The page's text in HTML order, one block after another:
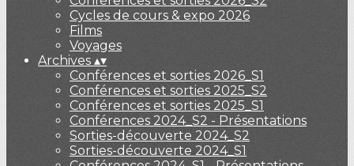
Cycles de cours & expo 2026
Films
Voyages
Archives ▴▾
Conférences et sorties 2026_S1
Conférences et sorties 2025_S2
Conférences et sorties 2025_S1
Conférences 2024_S2 - Présentations
Sorties-découverte 2024_S2
Sorties-découverte 2024_S1